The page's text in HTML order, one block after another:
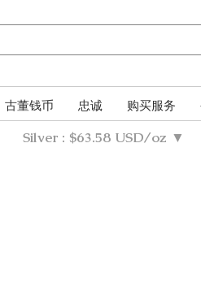
古董钱币 忠诚 购买服务
Silver : $63.58 USD/oz ▼